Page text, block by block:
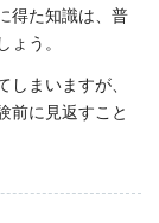
得た知識は、普
う。
まいますが、
前に見返すこと